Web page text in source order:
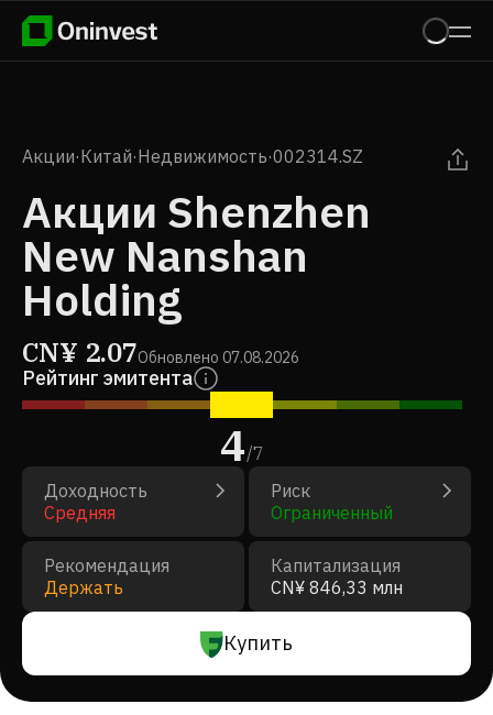
Акции·Китай·Недвижимость·002314.SZ
Акции Shenzhen
New Nanshan
Holding
CN¥ 2.07Обновлено 07.08.2026
Рейтинг эмитента
4/7
Доходность
Средняя
Риск
Ограниченный
Рекомендация
Держать
Капитализация
CN¥ 846,33 млн
Купить